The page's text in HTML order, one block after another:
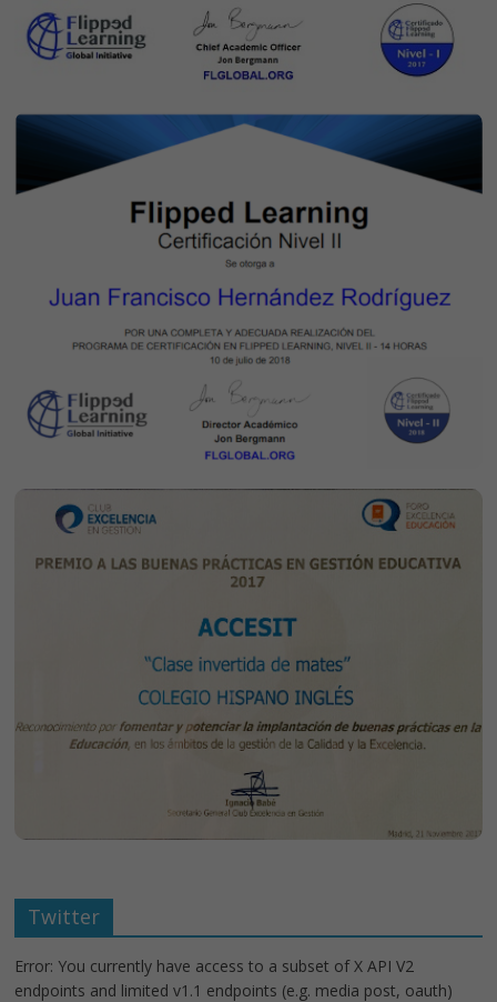
Twitter
Error: You currently have access to a subset of X API V2
endpoints and limited v1.1 endpoints (e.g. media post, oauth)